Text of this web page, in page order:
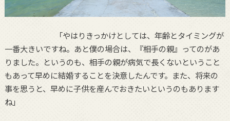
「やはりきっかけとしては、年齢とタイミングが
一番大きいですね。あと僕の場合は、『相手の親』ってのがあ
りました。というのも、相手の親が病気で長くないということ
もあって早めに結婚することを決意したんです。また、将来の
事を思うと、早めに子供を産んでおきたいというのもあります
ね」